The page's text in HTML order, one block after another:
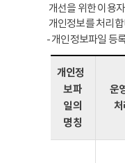
개선을 위한 이용
개인정보를 처리
- 개인정보파일 등
개인정
보파
일의
명칭
운